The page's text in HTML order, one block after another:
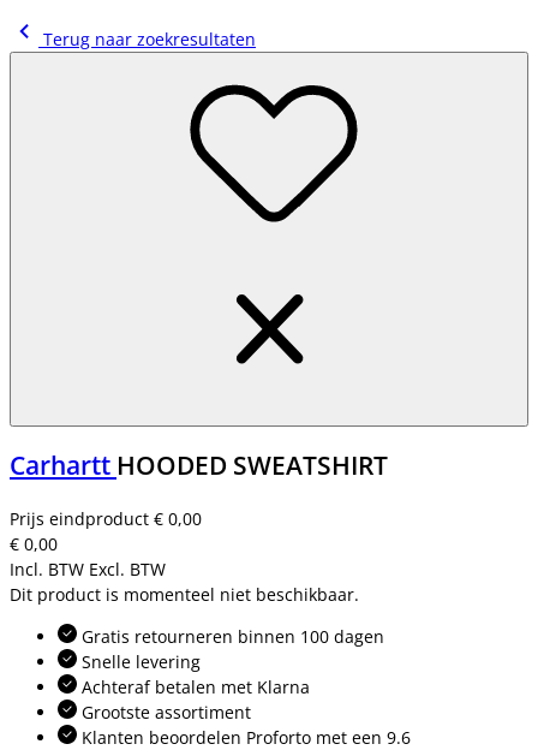
Terug naar zoekresultaten
Carhartt HOODED SWEATSHIRT
Prijs eindproduct € 0,00
€ 0,00
Incl. BTW Excl. BTW
Dit product is momenteel niet beschikbaar.
Gratis retourneren binnen 100 dagen
Snelle levering
Achteraf betalen met Klarna
Grootste assortiment
Klanten beoordelen Proforto met een 9.6